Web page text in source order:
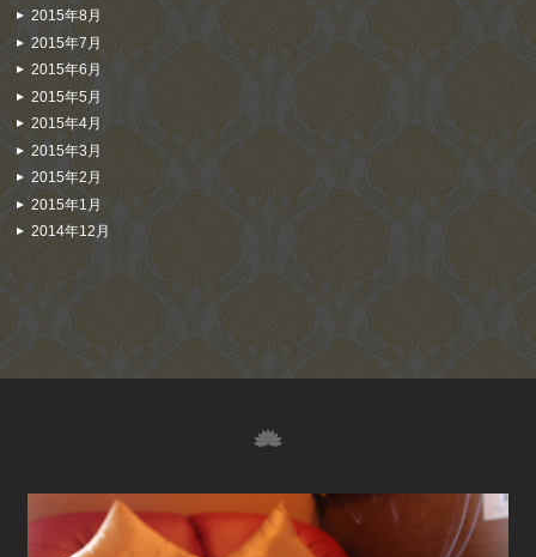
2015年8月
2015年7月
2015年6月
2015年5月
2015年4月
2015年3月
2015年2月
2015年1月
2014年12月